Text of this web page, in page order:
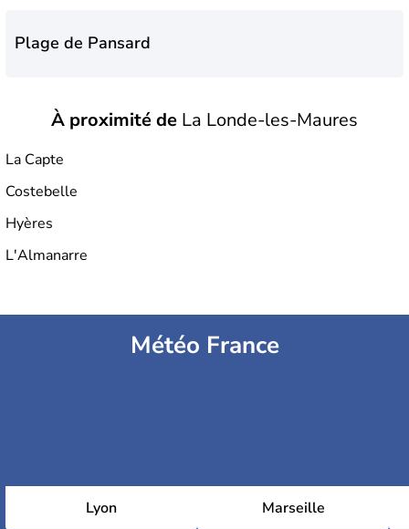
Plage de Pansard
Plage de Tamaris
Plage de l'Argentière
Plage de la Gare
Plage de la Pointe du Pellegrin
À proximité de La Londe-les-Maures
La Capte
Costebelle
Hyères
L'Almanarre
Météo France
Lyon Marseille